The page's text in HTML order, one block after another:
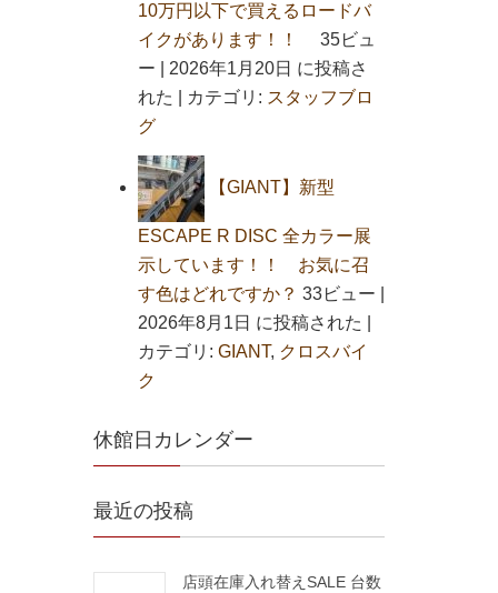
10万円以下で買えるロードバ
イクがあります！！
35ビュ
ー
2026年1月20日 に投稿さ
れた
カテゴリ: スタッフブロ
グ
【GIANT】新型
ESCAPE R DISC 全カラー展
示しています！！ お気に召
す色はどれですか？ 33ビュー
2026年8月1日 に投稿された
カテゴリ: GIANT, クロスバイ
ク
休館日カレンダー
最近の投稿
店頭在庫入れ替えSALE 台数